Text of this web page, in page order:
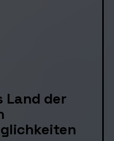
Land der